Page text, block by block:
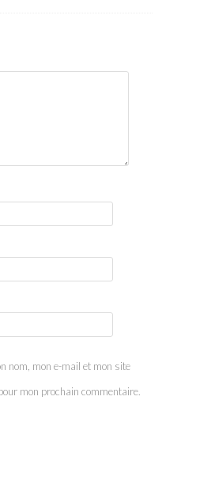
nom, mon e-mail et mon site
mon prochain commentaire.